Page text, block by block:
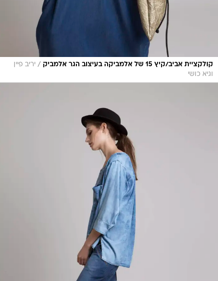
קולקציית אביב/קיץ 15 של אלמביקה בעיצוב הגר אלמביק / יריב פיין
וגיא כושי